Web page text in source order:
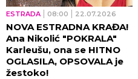
ESTRADA 08:00 22.07.2026
NOVA ESTRADNA KRAĐA!
Ana Nikolić "POKRALA"
Karleušu, ona se HITNO
OGLASILA, OPSOVALA je
žestoko!